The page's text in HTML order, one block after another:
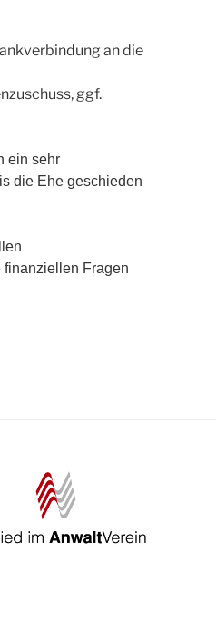
an die
ggf.
ein sehr
die Ehe geschieden
finanziellen Fragen